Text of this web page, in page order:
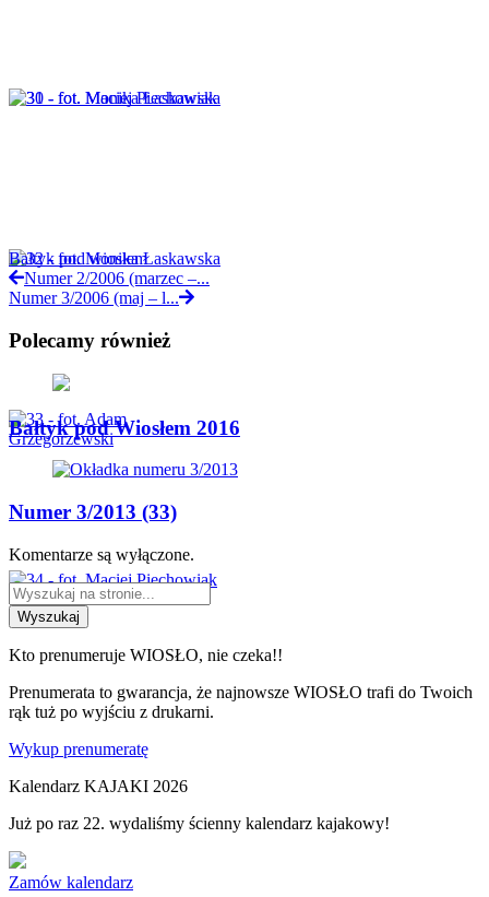
Bałtyk pod wiosłem
Numer 2/2006 (marzec –...
Numer 3/2006 (maj – l...
Polecamy również
Bałtyk pod Wiosłem 2016
Numer 3/2013 (33)
Komentarze są wyłączone.
Wyszukaj
Kto prenumeruje WIOSŁO, nie czeka!!
Prenumerata to gwarancja, że najnowsze WIOSŁO trafi do Twoich
rąk tuż po wyjściu z drukarni.
Wykup prenumeratę
Kalendarz KAJAKI 2026
Już po raz 22. wydaliśmy ścienny kalendarz kajakowy!
Zamów kalendarz